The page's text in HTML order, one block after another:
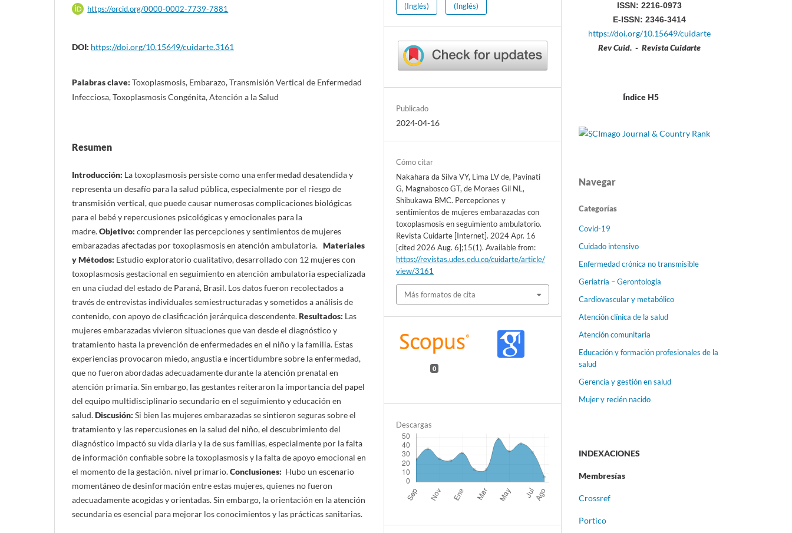
https://orcid.org/0000-0002-7739-7881
DOI: https://doi.org/10.15649/cuidarte.3161
Palabras clave: Toxoplasmosis, Embarazo, Transmisión Vertical de Enfermedad
Infecciosa, Toxoplasmosis Congénita, Atención a la Salud
Resumen
Introducción: La toxoplasmosis persiste como una enfermedad desatendida y
representa un desafío para la salud pública, especialmente por el riesgo de
transmisión vertical, que puede causar numerosas complicaciones biológicas
para el bebé y repercusiones psicológicas y emocionales para la
madre.Objetivo: comprender las percepciones y sentimientos de mujeres
embarazadas afectadas por toxoplasmosis en atención ambulatoria. Materiales
y Métodos: Estudio exploratorio cualitativo, desarrollado con 12 mujeres con
toxoplasmosis gestacional en seguimiento en atención ambulatoria especializada
en una ciudad del estado de Paraná, Brasil. Los datos fueron recolectados a
través de entrevistas individuales semiestructuradas y sometidos a análisis de
contenido, con apoyo de clasificación jerárquica descendente.Resultados: Las
mujeres embarazadas vivieron situaciones que van desde el diagnóstico y
tratamiento hasta la prevención de enfermedades en el niño y la familia. Estas
experiencias provocaron miedo, angustia e incertidumbre sobre la enfermedad,
que no fueron abordadas adecuadamente durante la atención prenatal en
atención primaria. Sin embargo, las gestantes reiteraron la importancia del papel
del equipo multidisciplinario secundario en el seguimiento y educación en
salud.Discusión: Si bien las mujeres embarazadas se sintieron seguras sobre el
tratamiento y las repercusiones en la salud del niño, el descubrimiento del
diagnóstico impactó su vida diaria y la de sus familias, especialmente por la falta
de información confiable sobre la toxoplasmosis y la falta de apoyo emocional en
el momento de la gestación. nivel primario.Conclusiones: Hubo un escenario
momentáneo de desinformación entre estas mujeres, quienes no fueron
adecuadamente acogidas y orientadas. Sin embargo, la orientación en la atención
secundaria es esencial para mejorar los conocimientos y las prácticas sanitarias.
(Inglés)
(Inglés)
Publicado
2024-04-16
Cómo citar
Nakahara da Silva VY, Lima LV de, Pavinati
G, Magnabosco GT, de Moraes Gil NL,
Shibukawa BMC. Percepciones y
sentimientos de mujeres embarazadas con
toxoplasmosis en seguimiento ambulatorio.
Revista Cuidarte [Internet]. 2024 Apr. 16
[cited 2026 Aug. 6];15(1). Available from:
https://revistas.udes.edu.co/cuidarte/article/
view/3161
Más formatos de cita
0
Descargas
ISSN: 2216-0973
E-ISSN: 2346-3414
https://doi.org/10.15649/cuidarte
Rev Cuid. - Revista Cuidarte
Índice H5
Navegar
Categorías
Covid-19
Cuidado intensivo
Enfermedad crónica no transmisible
Geriatría – Gerontología
Cardiovascular y metabólico
Atención clínica de la salud
Atención comunitaria
Educación y formación profesionales de la
salud
Gerencia y gestión en salud
Mujer y recién nacido
INDEXACIONES
Membresías
Crossref
Portico